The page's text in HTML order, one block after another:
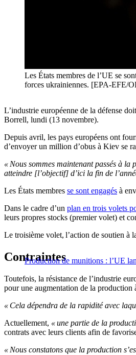
Les États membres de l’UE se
forces ukrainiennes. [EPA-EFE/
L’industrie européenne de la défense
Borrell, lundi (13 novembre).
Depuis avril, les pays européens ont
d’envoyer un million d’obus à Kiev se
« Nous sommes maintenant passés à
atteindre [l’objectif] d’ici la fin de
Les États membres se sont engagés à
Dans le cadre d’un plan en trois volets
leurs propres stocks (premier volet) et
Le troisième volet, l’action de soutien à
Production de munitions : l’UE
Contraintes
Toutefois, la résistance de l’industrie
pour une augmentation de la production
« Cela dépendra de la rapidité avec
Actuellement, « une partie de la
contrats avec leurs clients afin de
« Nous constatons que la production